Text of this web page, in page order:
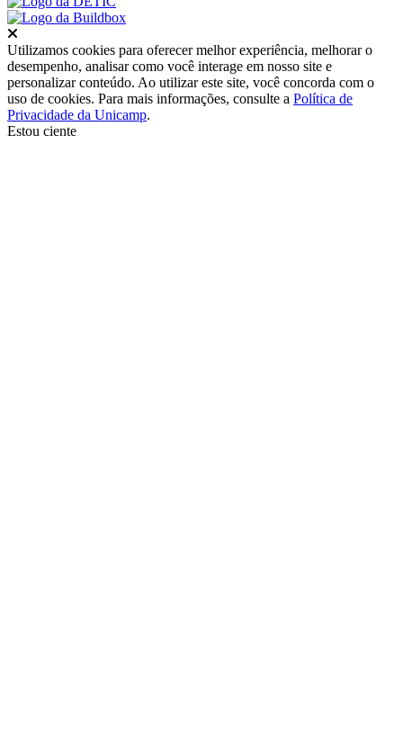
Utilizamos cookies para oferecer melhor experiência, melhorar o
desempenho, analisar como você interage em nosso site e
personalizar conteúdo. Ao utilizar este site, você concorda com o
uso de cookies. Para mais informações, consulte a Política de
Privacidade da Unicamp.
Estou ciente